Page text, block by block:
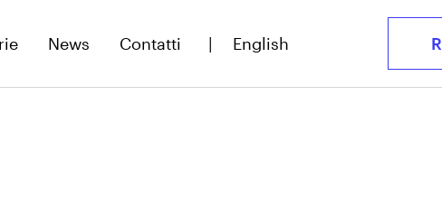
News Contatti English